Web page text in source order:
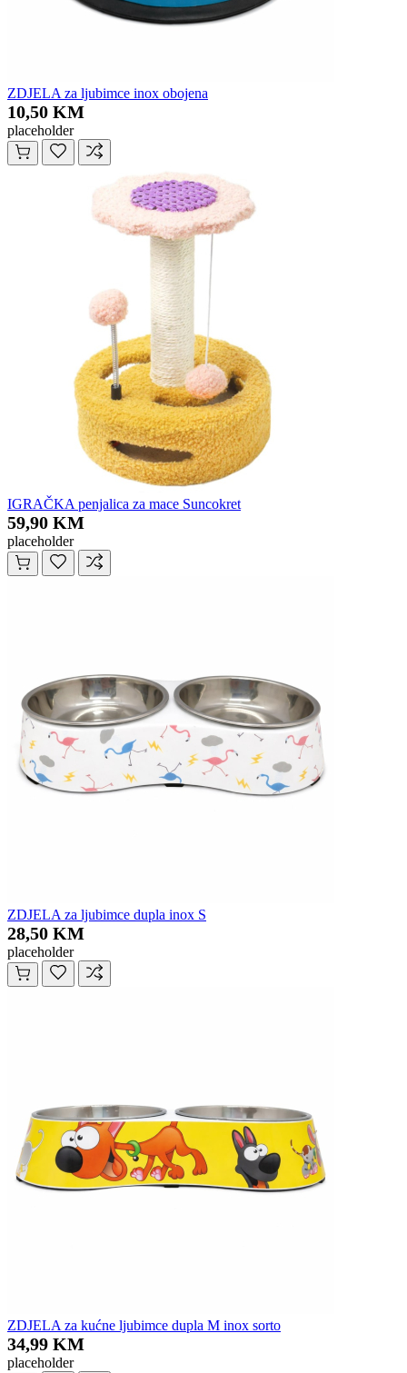
ZDJELA za ljubimce inox obojena
10,50 KM
placeholder
IGRAČKA penjalica za mace Suncokret
59,90 KM
placeholder
ZDJELA za ljubimce dupla inox S
28,50 KM
placeholder
ZDJELA za kućne ljubimce dupla M inox sorto
34,99 KM
placeholder